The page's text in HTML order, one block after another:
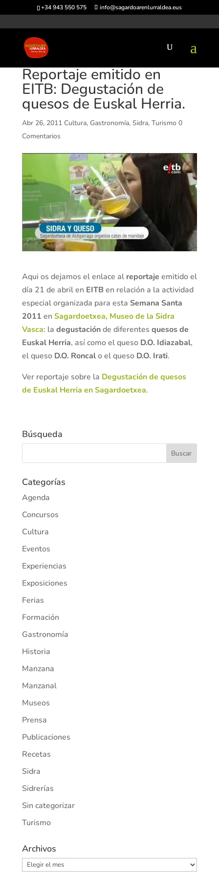
+34 943 550 575 info@sagardoarenlurraldea.eus
Reportaje emitido en
EITB: Degustación de
quesos de Euskal Herria.
Abr 26, 2011 Cultura, Gastronomía, Sidra, Turismo 0
Comentarios
Aqui os dejamos el enlace al reportaje emitido el
día 21 de abril en EITB en relación a la actividad
especial organizada para esta Semana Santa
2011 en Sagardoetxea, Museo de la Sidra
Vasca: la degustaciónde diferentes quesos de
Euskal Herria, así como el queso D.O. Idiazabal,
el queso D.O. Roncalo el queso D.O. Irati.
Ver reportaje sobre la Degustación de quesos
de Euskal Herria en Sagardoetxea.
Búsqueda
Categorías
Agenda
Concursos
Cultura
Eventos
Experiencias
Exposiciones
Ferias
Formación
Gastronomía
Historia
Manzana
Manzanal
Museos
Prensa
Publicaciones
Recetas
Sidra
Sidrerías
Sin categorizar
Turismo
Archivos
Archivos